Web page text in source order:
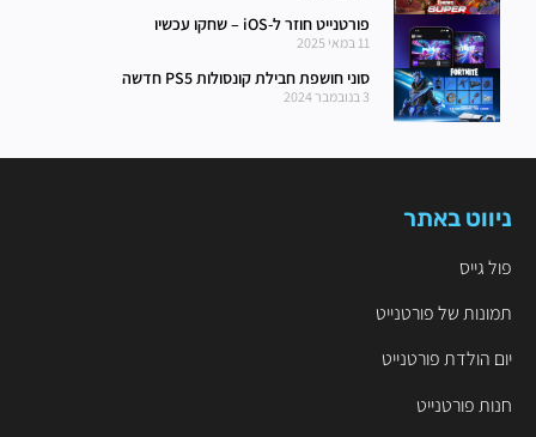
פורטנייט חוזר ל-iOS – שחקו עכשיו
11 במאי 2025
סוני חושפת חבילת קונסולות PS5 חדשה
3 בנובמבר 2024
ניווט באתר
פול גייס
תמונות של פורטנייט
יום הולדת פורטנייט
חנות פורטנייט